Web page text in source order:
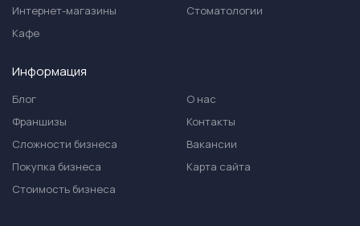
Интернет-магазины
Кафе
Стоматологии
Информация
Блог
Франшизы
Сложности бизнеса
Покупка бизнеса
Стоимость бизнеса
О нас
Контакты
Вакансии
Карта сайта